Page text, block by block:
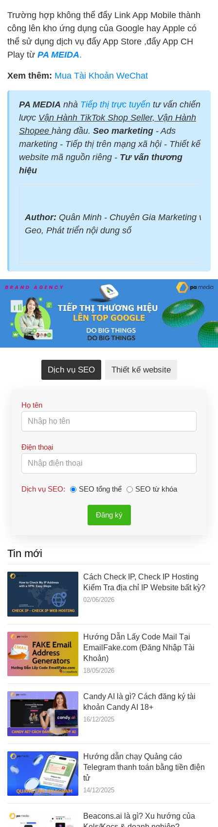
Trường hợp không thể đẩy Link App Mobile thành
công lên kho ứng dụng của Google hay Apple có
thể sử dụng dịch vụ đẩy App Store ,đẩy App CH
Play từ PA MEIDA.
Xem thêm: Mua Tài Khoản WeChat
PA MEDIA nhà Tiếp thị trực tuyến tư vấn chiến
lược Vận Hành TikTok Shop Seller, Vận Hành
Shopee hàng đầu. Seo marketing - Ads
marketing - Tiếp thị trên mạng xã hội - Thiết kế
website mã nguồn riêng - Tư vấn thương
hiệu
Author: Quân Minh - Chuyên Gia Marketing với
Geo, Phát triển nội dung số
Dịch vụ SEO Thiết kế website
Họ tên
Điện thoại
Dịch vụ SEO: SEO tổng thể SEO từ khóa
Đăng ký
Tin mới
Cách Check IP, Check IP Hosting
Kiểm Tra địa chỉ IP Website bất kỳ?
02/06/2026
Hướng Dẫn Lấy Code Mail Tại
EmailFake.com (Đăng Nhập Tài
Khoản)
18/05/2026
Candy AI là gì? Cách đăng ký tài
khoản Candy AI 18+
16/12/2025
Hướng dẫn chạy Quảng cáo
Telegram thanh toán bằng tiền điện
tử
14/12/2025
Beacons.ai là gì? Xu hướng của